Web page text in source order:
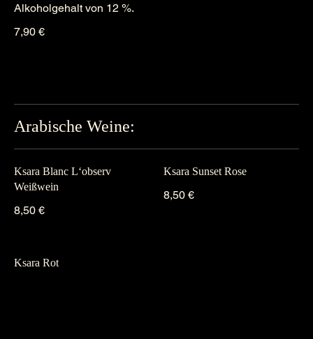
Alkoholgehalt von 12 %.
7,90 €
Arabische Weine:
Ksara Blanc L‘observ
Weißwein
8,50 €
Ksara Sunset Rose
8,50 €
Ksara Rot